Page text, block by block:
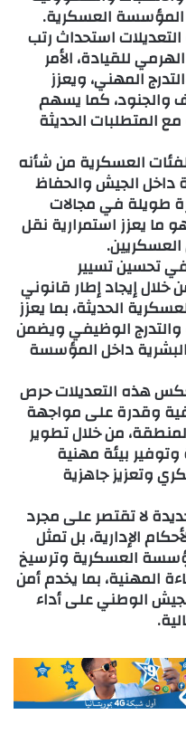
المؤسسة العسكرية.
التعديلات استحداث رتب
للقيادة، الأمر
المهني، ويعزز
والجنود، كما يسهم
المتطلبات الحديثة
العسكرية من شأنه
داخل الجيش والحفاظ
طويلة في مجالات
ما يعزز استمرارية نقل
العسكريين.
تحسين تسيير
خلال إيجاد إطار قانوني
الحديثة، بما يعزز
والتدرج الوظيفي ويضمن
البشرية داخل المؤسسة
هذه التعديلات حرص
وقدرة على مواجهة
من خلال تطوير
بيئة مهنية
وتعزيز جاهزية
لا تقتصر على مجرد
الإدارية، بل تمثل
العسكرية وترسيخ
المهنية، بما يخدم أمن
الوطني على أداء